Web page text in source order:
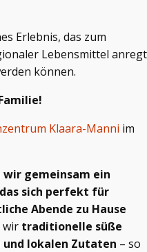
Erlebnis, das zum
Lebensmittel anregt
können.
Klaara-Manni im
wir gemeinsam ein
sich perfekt für
Abende zu Hause
wir traditionelle süße
lokalen Zutaten – so